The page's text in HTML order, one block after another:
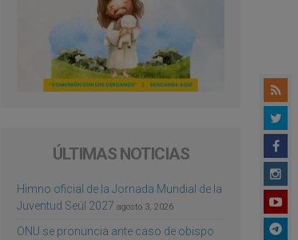
ÚLTIMAS NOTICIAS
Himno oficial de la Jornada Mundial de la
Juventud Seúl 2027 agosto 3, 2026
ONU se pronuncia ante caso de obispo